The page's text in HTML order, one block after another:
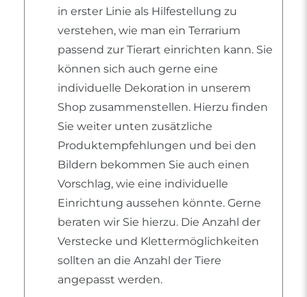
in erster Linie als Hilfestellung zu
verstehen, wie man ein Terrarium
passend zur Tierart einrichten kann. Sie
können sich auch gerne eine
individuelle Dekoration in unserem
Shop zusammenstellen. Hierzu finden
Sie weiter unten zusätzliche
Produktempfehlungen und bei den
Bildern bekommen Sie auch einen
Vorschlag, wie eine individuelle
Einrichtung aussehen könnte. Gerne
beraten wir Sie hierzu. Die Anzahl der
Verstecke und Klettermöglichkeiten
sollten an die Anzahl der Tiere
angepasst werden.